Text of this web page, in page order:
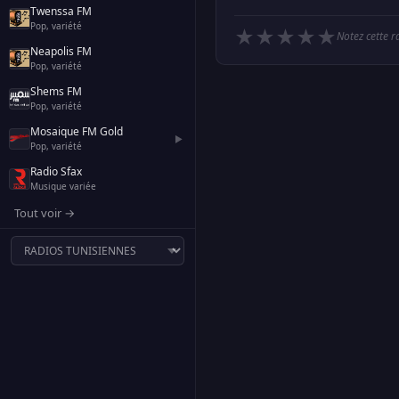
Twenssa FM
Pop, variété
Neapolis FM
Pop, variété
Shems FM
Pop, variété
Mosaique FM Gold
Pop, variété
▶
Radio Sfax
Musique variée
Tout voir →
★ ★ ★ ★ ★Notez cette